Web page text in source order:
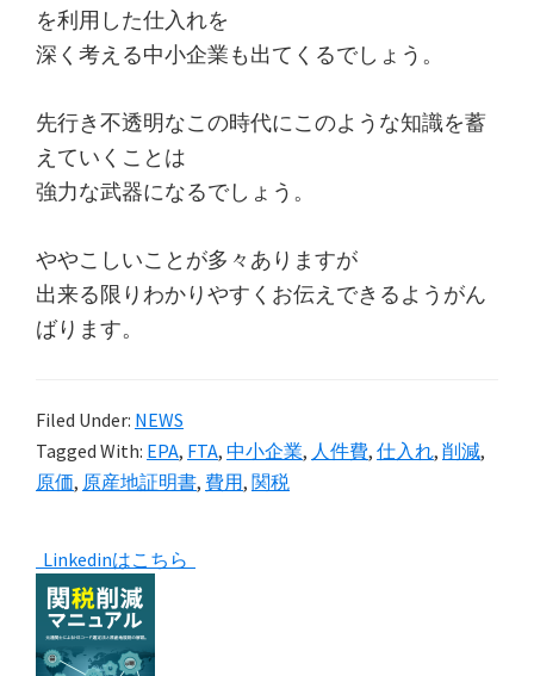
を利用した仕入れを
深く考える中小企業も出てくるでしょう。
先行き不透明なこの時代にこのような知識を蓄
えていくことは
強力な武器になるでしょう。
ややこしいことが多々ありますが
出来る限りわかりやすくお伝えできるようがん
ばります。
Filed Under: NEWS
Tagged With: EPA, FTA, 中小企業, 人件費, 仕入れ, 削減,
原価, 原産地証明書, 費用, 関税
Primary
Sidebar
Linkedinはこちら